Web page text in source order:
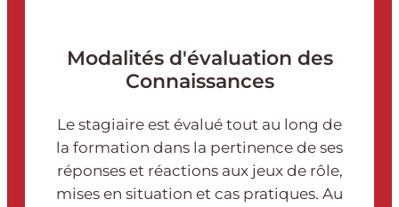
Modalités d'évaluation des
Connaissances
Le stagiaire est évalué tout au long de
la formation dans la pertinence de ses
réponses et réactions aux jeux de rôle,
mises en situation et cas pratiques. Au